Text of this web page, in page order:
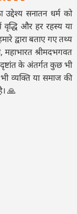
सनातन धर्म को
वृद्धि और हर रहस्य या
द्वारा बताए गए तथ्य
महाभारत श्रीमदभगवत
के अंतर्गत कुछ भी
व्यक्ति या समाज की
🙏